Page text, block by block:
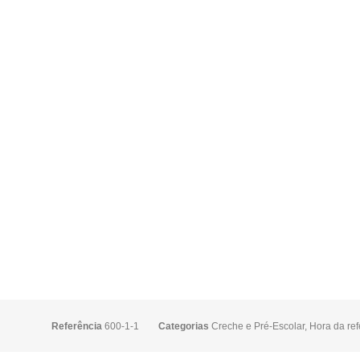
Referência 600-1-1 Categorias Creche e Pré-Escolar, Hora da